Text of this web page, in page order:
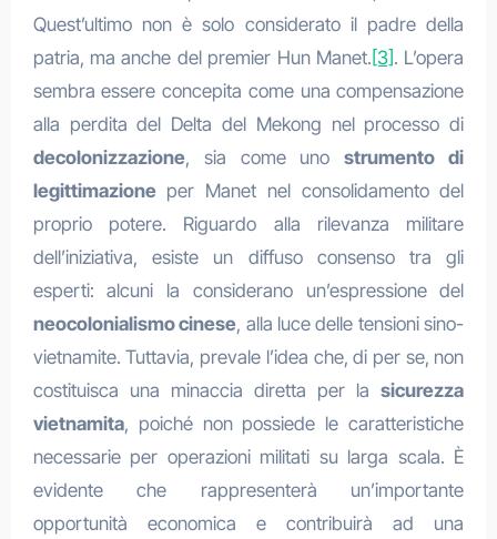
Quest’ultimo non è solo considerato il padre della
patria, ma anche del premier Hun Manet. [3] . L’opera
sembra essere concepita come una compensazione
alla perdita del Delta del Mekong nel processo di
decolonizzazione, sia come unostrumento di
legittimazioneper Manet nel consolidamento del
proprio potere. Riguardo alla rilevanza militare
dell’iniziativa, esiste un diffuso consenso tra gli
esperti: alcuni la considerano un’espressione del
neocolonialismo cinese, alla luce delle tensioni sino-
vietnamite. Tuttavia, prevale l’idea che, di per se, non
costituisca una minaccia diretta per lasicurezza
vietnamita, poiché non possiede le caratteristiche
necessarie per operazioni militati su larga scala. È
evidente che rappresenterà un’importante
opportunità economica e contribuirà ad una